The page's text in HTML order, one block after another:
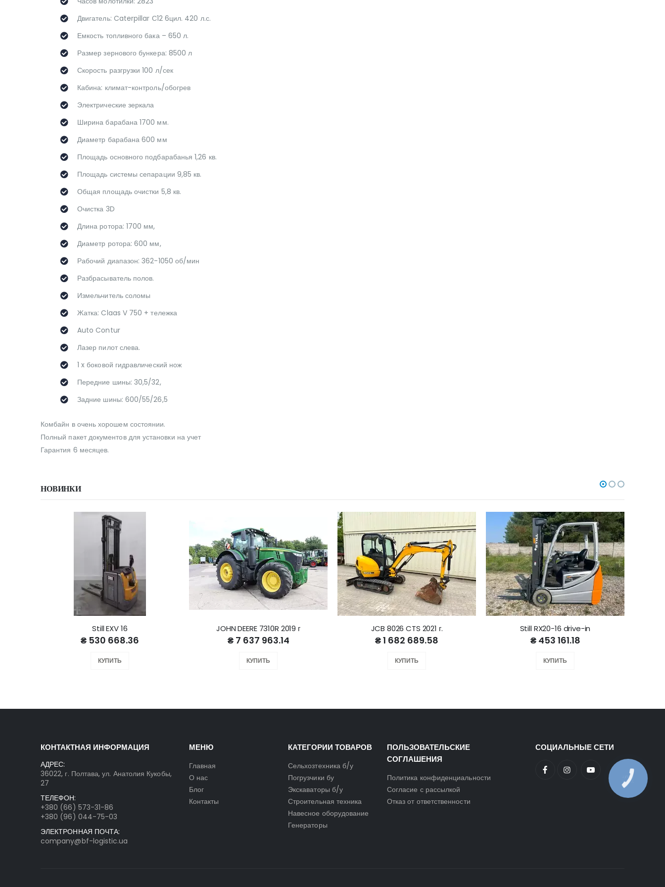
Двигатель: Caterpillar С12 6цил. 420 л.с.
Емкость топливного бака – 650 л.
Размер зернового бункера: 8500 л
Скорость разгрузки 100 л/сек
Кабина: климат-контроль/обогрев
Электрические зеркала
Ширина барабана 1700 мм.
Диаметр барабана 600 мм
Площадь основного подбарабанья 1,26 кв.
Площадь системы сепарации 9,85 кв.
Общая площадь очистки 5,8 кв.
Очистка 3D
Длина ротора: 1700 мм,
Диаметр ротора: 600 мм,
Рабочий диапазон: 362-1050 об/мин
Разбрасыватель полов.
Измельчитель соломы
Жатка: Claas V 750 + тележка
Auto Contur
Лазер пилот слева.
1 x боковой гидравлический нож
Передние шины: 30,5/32,
Задние шины: 600/55/26,5
Комбайн в очень хорошем состоянии.
Полный пакет документов для установки на учет
Гарантия 6 месяцев.
НОВИНКИ
Still EXV 16
₴ 530 668.36
КУПИТЬ
JOHN DEERE 7310R 2019 г
₴ 7 637 963.14
КУПИТЬ
JCB 8026 CTS 2021 г.
₴ 1 682 689.58
КУПИТЬ
Still RX20-16 drive-in
₴ 453 161.18
КУПИТЬ
КОНТАКТНАЯ ИНФОРМАЦИЯ
АДРЕС:
36022, г. Полтава, ул. Анатолия Кукобы,
27
ТЕЛЕФОН:
+380 (66) 573-31-86
+380 (96) 044-75-03
ЭЛЕКТРОННАЯ ПОЧТА:
company@bf-logistic.ua
МЕНЮ
Главная
О нас
Блог
Контакты
КАТЕГОРИИ ТОВАРОВ
Сельхозтехника б/у
Погрузчики бу
Экскаваторы б/у
Строительная техника
Навесное оборудование
Генераторы
ПОЛЬЗОВАТЕЛЬСКИЕ
СОГЛАШЕНИЯ
Политика конфиденциальности
Согласие с рассылкой
Отказ от ответственности
СОЦИАЛЬНЫЕ СЕТИ